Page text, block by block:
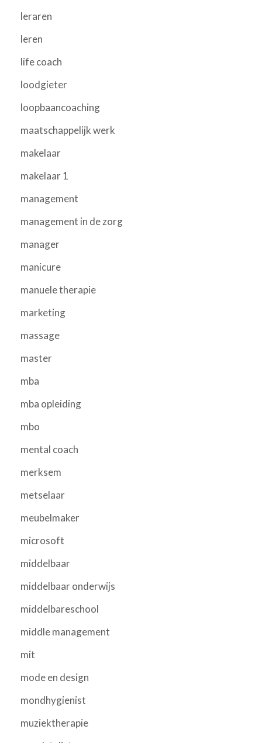
leraren
leren
life coach
loodgieter
loopbaancoaching
maatschappelijk werk
makelaar
makelaar 1
management
management in de zorg
manager
manicure
manuele therapie
marketing
massage
master
mba
mba opleiding
mbo
mental coach
merksem
metselaar
meubelmaker
microsoft
middelbaar
middelbaar onderwijs
middelbareschool
middle management
mit
mode en design
mondhygienist
muziektherapie